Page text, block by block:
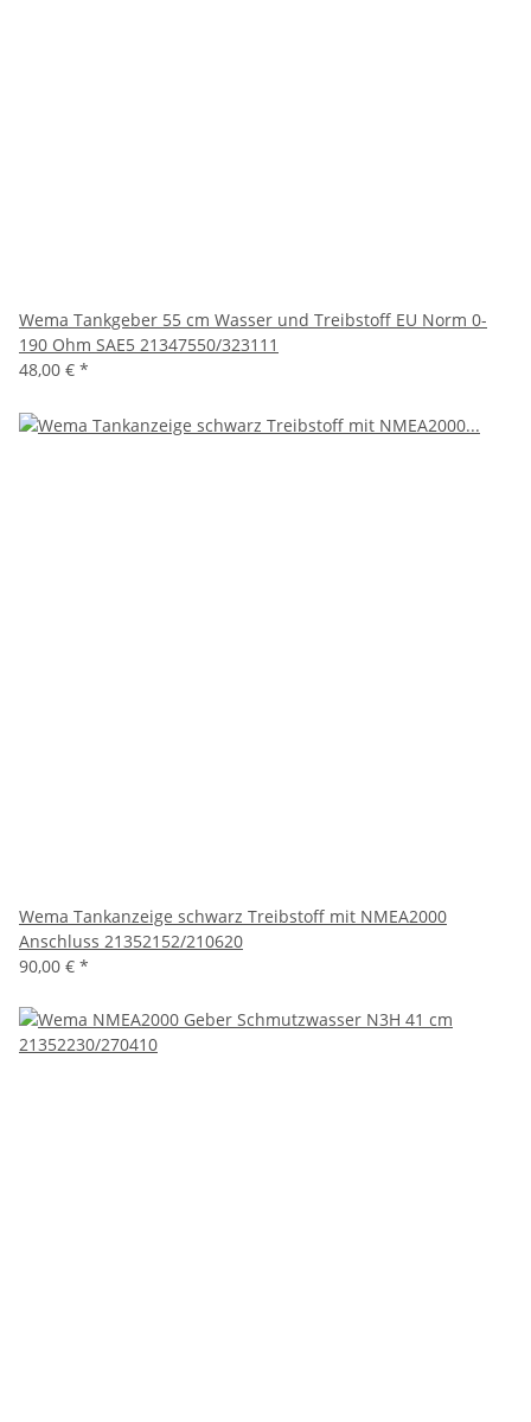
Wema Tankgeber 55 cm Wasser und Treibstoff EU Norm 0-
190 Ohm SAE5 21347550/323111
48,00 € *
Wema Tankanzeige schwarz Treibstoff mit NMEA2000
Anschluss 21352152/210620
90,00 € *